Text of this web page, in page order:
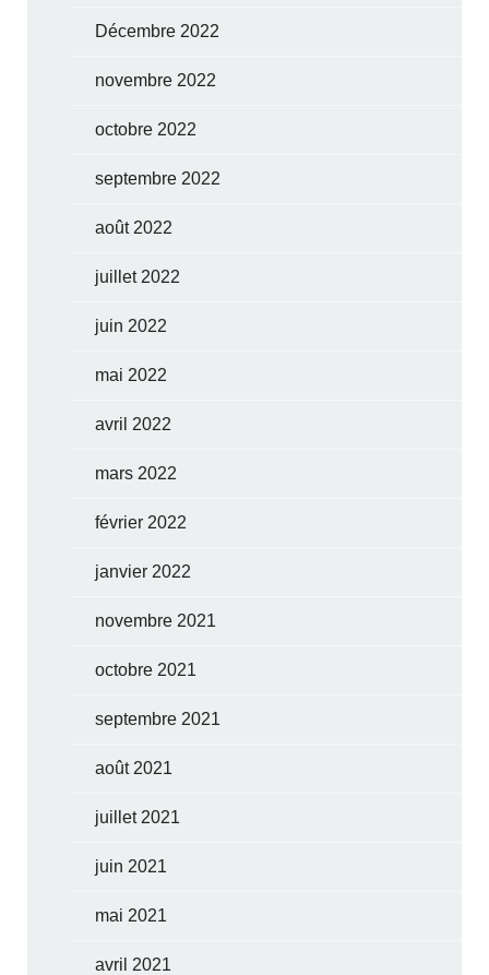
Décembre 2022
novembre 2022
octobre 2022
septembre 2022
août 2022
juillet 2022
juin 2022
mai 2022
avril 2022
mars 2022
février 2022
janvier 2022
novembre 2021
octobre 2021
septembre 2021
août 2021
juillet 2021
juin 2021
mai 2021
avril 2021